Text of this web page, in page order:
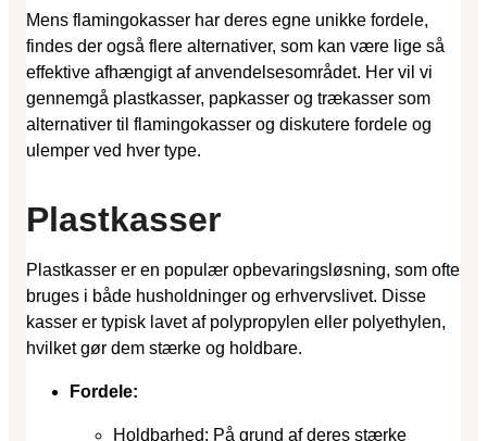
Mens flamingokasser har deres egne unikke fordele,
findes der også flere alternativer, som kan være lige så
effektive afhængigt af anvendelsesområdet. Her vil vi
gennemgå plastkasser, papkasser og trækasser som
alternativer til flamingokasser og diskutere fordele og
ulemper ved hver type.
Plastkasser
Plastkasser er en populær opbevaringsløsning, som ofte
bruges i både husholdninger og erhvervslivet. Disse
kasser er typisk lavet af polypropylen eller polyethylen,
hvilket gør dem stærke og holdbare.
Fordele:
Holdbarhed: På grund af deres stærke